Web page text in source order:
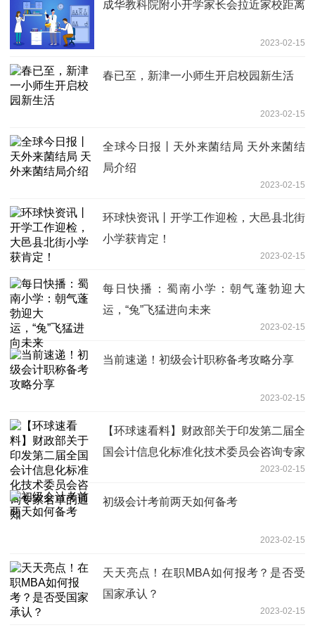
成华教科院附小开学家长会拉近家校距离
2023-02-15
春已至，新津一小师生开启校园新生活
2023-02-15
全球今日报丨天外来菌结局 天外来菌结
局介绍
2023-02-15
环球快资讯丨开学工作迎检，大邑县北街
小学获肯定！
2023-02-15
每日快播：蜀南小学：朝气蓬勃迎大
运，“兔”飞猛进向未来
2023-02-15
当前速递！初级会计职称备考攻略分享
2023-02-15
【环球速看料】财政部关于印发第二届全
国会计信息化标准化技术委员会咨询专家
2023-02-15
初级会计考前两天如何备考
2023-02-15
天天亮点！在职MBA如何报考？是否受
国家承认？
2023-02-15